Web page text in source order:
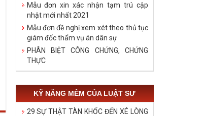
Mẫu đơn xin xác nhận tạm trú cập
nhật mới nhất 2021
Mẫu đơn đề nghị xem xét theo thủ tục
giám đốc thẩm vụ án dân sự
PHÂN BIỆT CÔNG CHỨNG, CHỨNG
THỰC
KỸ NĂNG MỀM CỦA LUẬT SƯ
29 SỰ THẬT TÀN KHỐC ĐẾN XÉ LÒNG